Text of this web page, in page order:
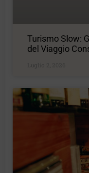
Turismo Slow:
del Viaggio
Luglio 2, 2026